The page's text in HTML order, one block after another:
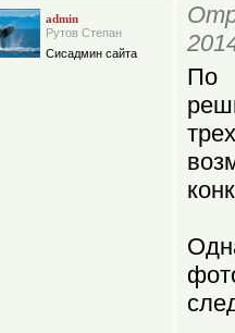
admin
Рутов Степан
Сисадмин сайта
По